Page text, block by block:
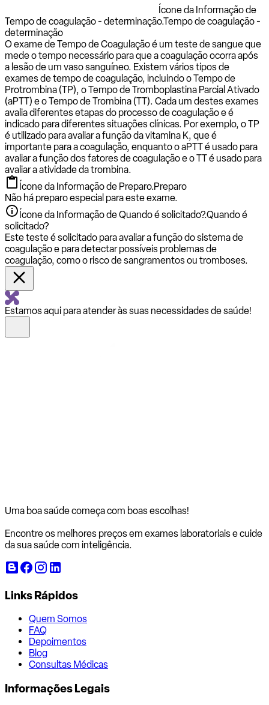
Ícone da Informação de
Tempo de coagulação - determinação.Tempo de coagulação -
determinação
O exame de Tempo de Coagulação é um teste de sangue que
mede o tempo necessário para que a coagulação ocorra após
a lesão de um vaso sanguíneo. Existem vários tipos de
exames de tempo de coagulação, incluindo o Tempo de
Protrombina (TP), o Tempo de Tromboplastina Parcial Ativado
(aPTT) e o Tempo de Trombina (TT). Cada um destes exames
avalia diferentes etapas do processo de coagulação e é
indicado para diferentes situações clínicas. Por exemplo, o TP
é utilizado para avaliar a função da vitamina K, que é
importante para a coagulação, enquanto o aPTT é usado para
avaliar a função dos fatores de coagulação e o TT é usado para
avaliar a atividade da trombina.
Ícone da Informação de Preparo.Preparo
Não há preparo especial para este exame.
Ícone da Informação de Quando é solicitado?.Quando é
solicitado?
Este teste é solicitado para avaliar a função do sistema de
coagulação e para detectar possíveis problemas de
coagulação, como o risco de sangramentos ou tromboses.
Estamos aqui para atender às suas necessidades de saúde!
Uma boa saúde começa com boas escolhas!
Encontre os melhores preços em exames laboratoriais e cuide
da sua saúde com inteligência.
Links Rápidos
Quem Somos
FAQ
Depoimentos
Blog
Consultas Médicas
Informações Legais